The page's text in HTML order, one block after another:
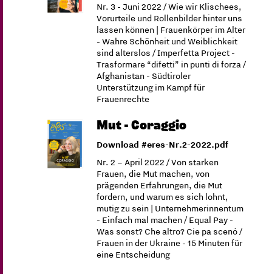
Nr. 3 - Juni 2022 / Wie wir Klischees,
Vorurteile und Rollenbilder hinter uns
lassen können | Frauenkörper im Alter
- Wahre Schönheit und Weiblichkeit
sind alterslos / Imperfetta Project -
Trasformare “difetti” in punti di forza /
Afghanistan - Südtiroler
Unterstützung im Kampf für
Frauenrechte
Mut - Coraggio
Download #eres-Nr.2-2022.pdf
Nr. 2 – April 2022 / Von starken
Frauen, die Mut machen, von
prägenden Erfahrungen, die Mut
fordern, und warum es sich lohnt,
mutig zu sein | Unternehmerinnentum
- Einfach mal machen / Equal Pay -
Was sonst? Che altro? Cie pa scenó /
Frauen in der Ukraine - 15 Minuten für
eine Entscheidung